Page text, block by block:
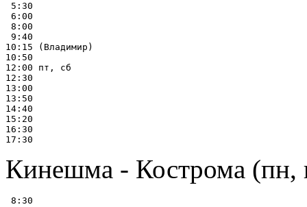
5:30
6:00
8:00
9:40
10:15 (Владимир)
10:50
12:00 пт, сб
12:30
13:00
13:50
14:40
15:20
16:30
Кинешма - Кострома (пн,
8:30